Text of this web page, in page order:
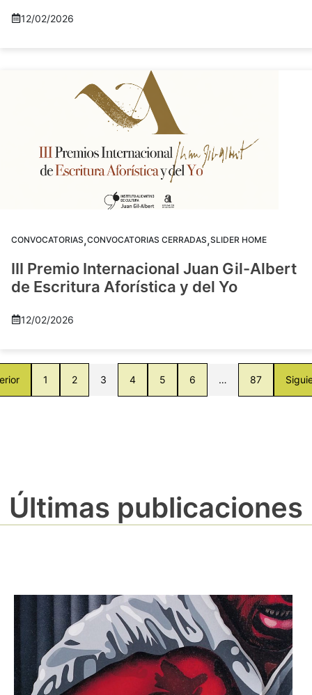
12/02/2026
CONVOCATORIAS,CONVOCATORIAS CERRADAS,SLIDER HOME
III Premio Internacional Juan Gil-Albert
de Escritura Aforística y del Yo
12/02/2026
1 2 3 4 5 6 … 87
Últimas publicaciones